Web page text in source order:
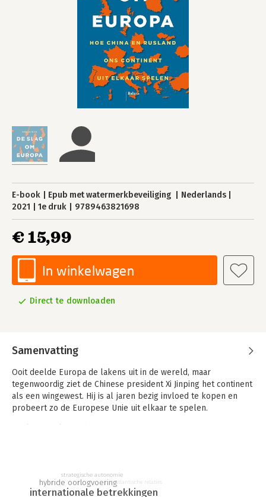
E-book Epub met watermerkbeveiliging
Nederlands
2021
1e druk 9789463821698
€ 15,99
In winkelwagen
Direct te downloaden
Samenvatting
Ooit deelde Europa de lakens uit in de wereld, maar
tegenwoordig ziet de Chinese president Xi Jinping het continent
als een wingewest. Hij is al jaren bezig invloed te kopen en
probeert zo de Europese Unie uit elkaar te spelen.
gemakkelijk door zich van zijn trouwste bondgenoten af te
keren en de aanval op de Europese instituties te openen.
internationale betrekkingen
hybride oorlogvoering
strategische autonomie
atlantische relaties